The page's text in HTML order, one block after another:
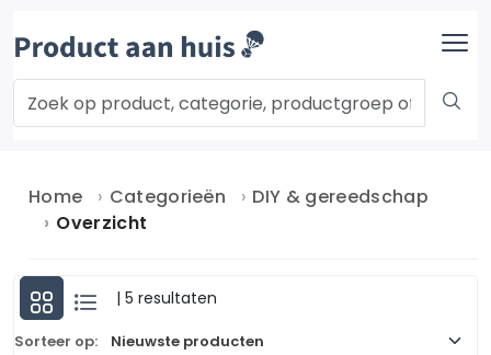
Home Categorieën
DIY & gereedschap
Overzicht
| 5 resultaten
Sorteer op: